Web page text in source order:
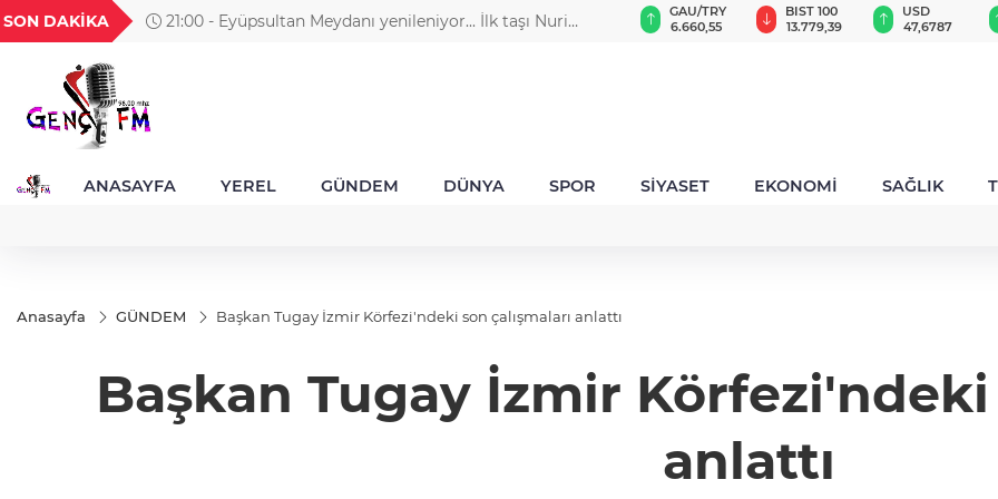
SON DAKİKA
21:00 - Eyüpsultan Meydanı yenileniyor... İlk taşı Nuri
1,1849
GEL
18,2677
TND
16,3788
BGN
27,9743
VND
0,0018
GAU/TRY
6.660,55
BIST 100
13.779,39
USD
47,6787
ANASAYFA YEREL GÜNDEM DÜNYA SPOR SİYASET EKONOMİ SAĞLIK
Anasayfa GÜNDEM Başkan Tugay İzmir Körfezi'ndeki son çalışmaları anlattı
Başkan Tugay İzmir Körfezi'ndeki
anlattı